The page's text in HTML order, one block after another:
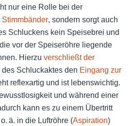
nur eine Rolle bei der
Stimmbänder, sondern sorgt auch
Schluckens kein Speisebrei und
vor der Speiseröhre liegende
Hierzu verschließt der
des Schluckaktes den Eingang zur
reflexartig und ist lebenswichtig.
und während einer
kann es zu einem Übertritt
ä. in die Luftröhre (Aspiration)